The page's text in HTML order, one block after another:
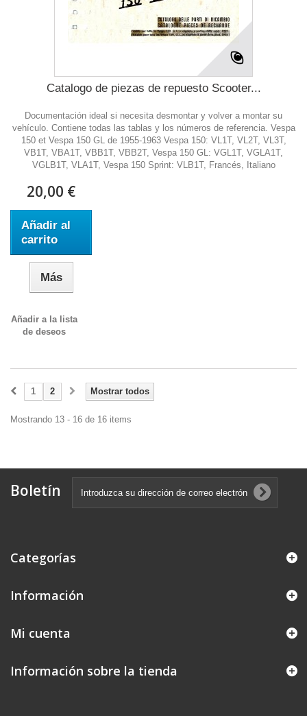
Catalogo de piezas de repuesto Scooter...
Documentación ideal si necesita desmontar y volver a montar su
vehículo. Contiene todas las tablas y los números de referencia. Vespa
150 et Vespa 150 GL de 1955-1963 Vespa 150: VL1T, VL2T, VL3T,
VB1T, VBA1T, VBB1T, VBB2T, Vespa 150 GL: VGL1T, VGLA1T,
VGLB1T, VLA1T, Vespa 150 Sprint: VLB1T, Francés, Italiano
20,00 €
Añadir al
carrito
Más
Añadir a la lista
de deseos
Mostrar todos
1 2
Mostrando 13 - 16 de 16 items
Boletín
Categorías
Información
Mi cuenta
Información sobre la tienda